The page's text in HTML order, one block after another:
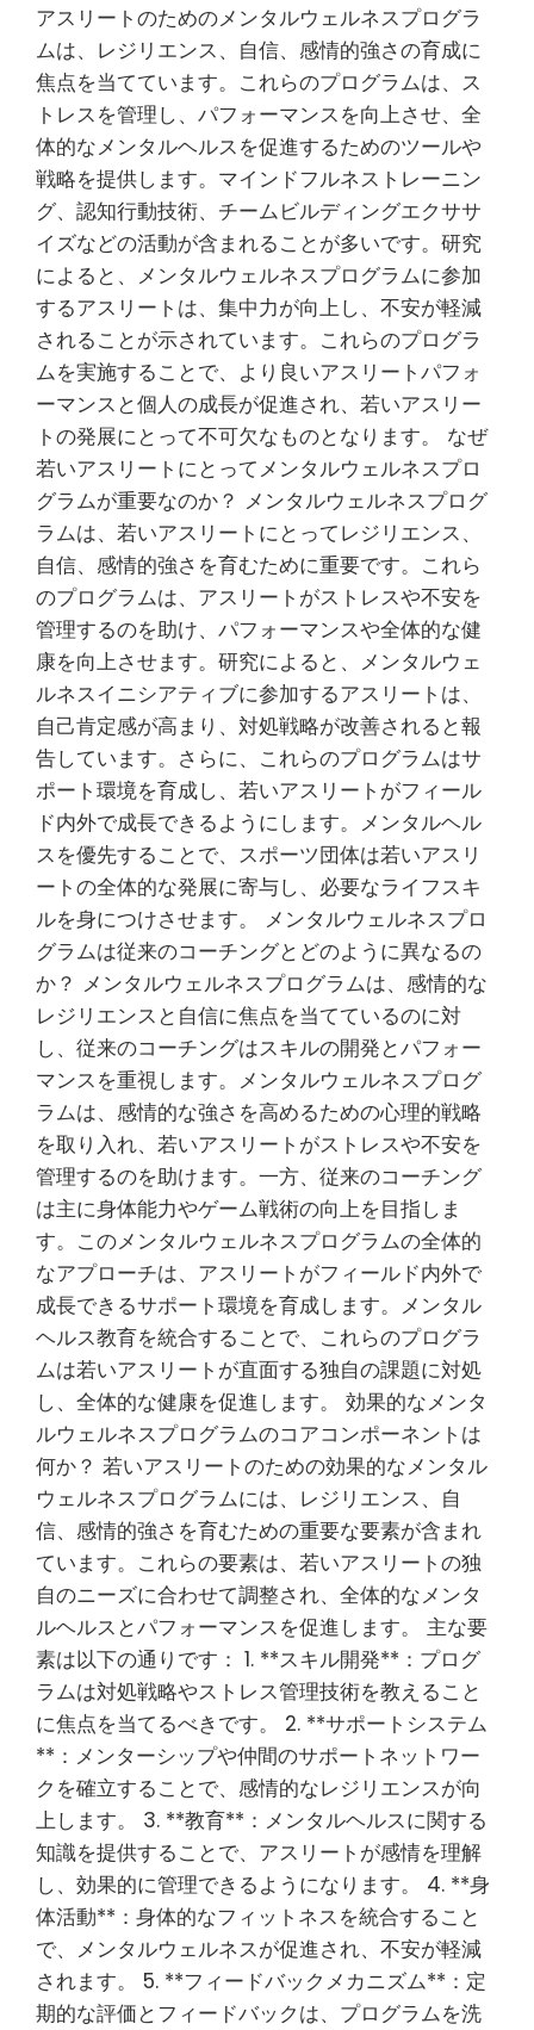
アスリートのためのメンタルウェルネスプログラ
ムは、レジリエンス、自信、感情的強さの育成に
焦点を当てています。これらのプログラムは、ス
トレスを管理し、パフォーマンスを向上させ、全
体的なメンタルヘルスを促進するためのツールや
戦略を提供します。マインドフルネストレーニン
グ、認知行動技術、チームビルディングエクササ
イズなどの活動が含まれることが多いです。研究
によると、メンタルウェルネスプログラムに参加
するアスリートは、集中力が向上し、不安が軽減
されることが示されています。これらのプログラ
ムを実施することで、より良いアスリートパフォ
ーマンスと個人の成長が促進され、若いアスリー
トの発展にとって不可欠なものとなります。 なぜ
若いアスリートにとってメンタルウェルネスプロ
グラムが重要なのか？ メンタルウェルネスプログ
ラムは、若いアスリートにとってレジリエンス、
自信、感情的強さを育むために重要です。これら
のプログラムは、アスリートがストレスや不安を
管理するのを助け、パフォーマンスや全体的な健
康を向上させます。研究によると、メンタルウェ
ルネスイニシアティブに参加するアスリートは、
自己肯定感が高まり、対処戦略が改善されると報
告しています。さらに、これらのプログラムはサ
ポート環境を育成し、若いアスリートがフィール
ド内外で成長できるようにします。メンタルヘル
スを優先することで、スポーツ団体は若いアスリ
ートの全体的な発展に寄与し、必要なライフスキ
ルを身につけさせます。 メンタルウェルネスプロ
グラムは従来のコーチングとどのように異なるの
か？ メンタルウェルネスプログラムは、感情的な
レジリエンスと自信に焦点を当てているのに対
し、従来のコーチングはスキルの開発とパフォー
マンスを重視します。メンタルウェルネスプログ
ラムは、感情的な強さを高めるための心理的戦略
を取り入れ、若いアスリートがストレスや不安を
管理するのを助けます。一方、従来のコーチング
は主に身体能力やゲーム戦術の向上を目指しま
す。このメンタルウェルネスプログラムの全体的
なアプローチは、アスリートがフィールド内外で
成長できるサポート環境を育成します。メンタル
ヘルス教育を統合することで、これらのプログラ
ムは若いアスリートが直面する独自の課題に対処
し、全体的な健康を促進します。 効果的なメンタ
ルウェルネスプログラムのコアコンポーネントは
何か？ 若いアスリートのための効果的なメンタル
ウェルネスプログラムには、レジリエンス、自
信、感情的強さを育むための重要な要素が含まれ
ています。これらの要素は、若いアスリートの独
自のニーズに合わせて調整され、全体的なメンタ
ルヘルスとパフォーマンスを促進します。 主な要
素は以下の通りです： 1. **スキル開発**：プログ
ラムは対処戦略やストレス管理技術を教えること
に焦点を当てるべきです。 2. **サポートシステム
**：メンターシップや仲間のサポートネットワー
クを確立することで、感情的なレジリエンスが向
上します。 3. **教育**：メンタルヘルスに関する
知識を提供することで、アスリートが感情を理解
し、効果的に管理できるようになります。 4. **身
体活動**：身体的なフィットネスを統合すること
で、メンタルウェルネスが促進され、不安が軽減
されます。 5. **フィードバックメカニズム**：定
期的な評価とフィードバックは、プログラムを洗